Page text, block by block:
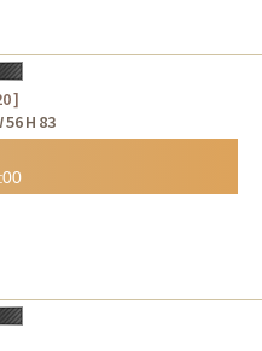
]
56 H 83